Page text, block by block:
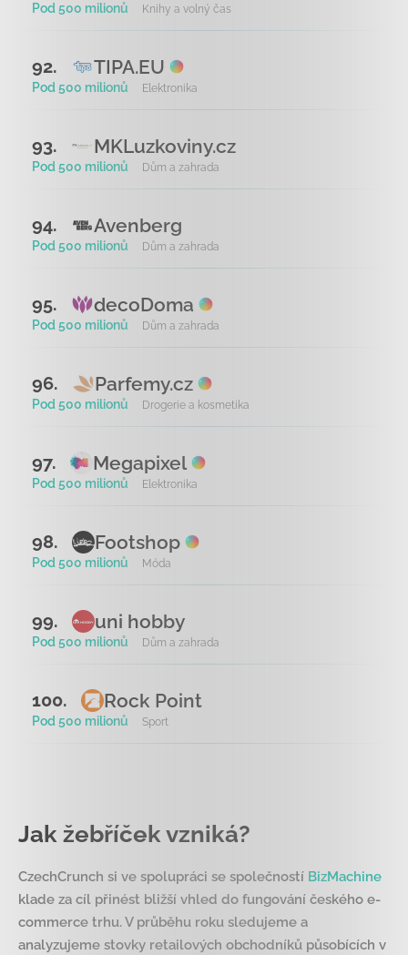
Pod 500 milionů Knihy a volný čas
92. TIPA.EU
Pod 500 milionů Elektronika
93. MKLuzkoviny.cz
Pod 500 milionů Dům a zahrada
94. Avenberg
Pod 500 milionů Dům a zahrada
95. decoDoma
Pod 500 milionů Dům a zahrada
96. Parfemy.cz
Pod 500 milionů Drogerie a kosmetika
97. Megapixel
Pod 500 milionů Elektronika
98. Footshop
Pod 500 milionů Móda
99. uni hobby
Pod 500 milionů Dům a zahrada
100. Rock Point
Pod 500 milionů Sport
Jak žebříček vzniká?
CzechCrunch si ve spolupráci se společností BizMachine
klade za cíl přinést bližší vhled do fungování českého e-
commerce trhu. V průběhu roku sledujeme a
analyzujeme stovky retailových obchodníků působících v